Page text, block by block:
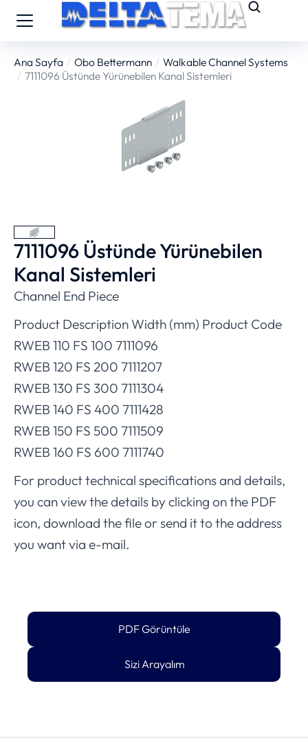
You are here:
Ana Sayfa Obo Bettermann
Walkable Channel Systems
7111096 Üstünde Yürünebilen Kanal Sistemleri
7111096 Üstünde Yürünebilen
Kanal Sistemleri
Channel End Piece
Product Description Width (mm) Product Code
RWEB 110 FS 100 7111096
RWEB 120 FS 200 7111207
RWEB 130 FS 300 7111304
RWEB 140 FS 400 7111428
RWEB 150 FS 500 7111509
RWEB 160 FS 600 7111740
For product technical specifications and details,
you can view the details by clicking on the PDF
icon, download the file or send it to the address
you want via e-mail.
PDF Görüntüle
Sizi Arayalım